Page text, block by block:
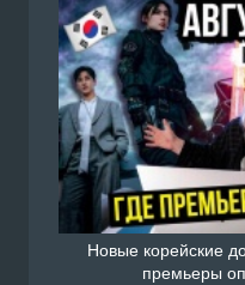
Новые корейские
премьеры